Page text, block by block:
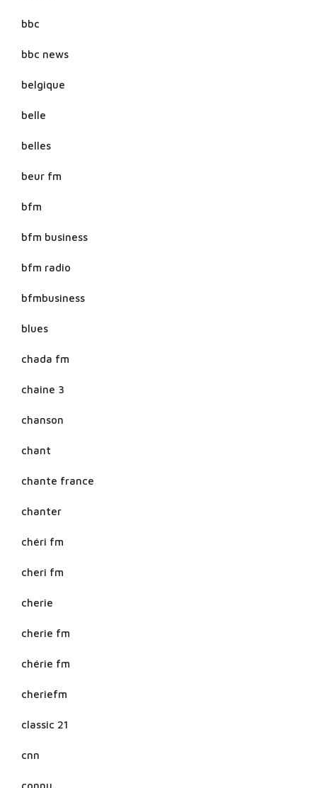
bbc
bbc news
belgique
belle
belles
beur fm
bfm
bfm business
bfm radio
bfmbusiness
blues
chada fm
chaine 3
chanson
chant
chante france
chanter
chéri fm
cheri fm
cherie
cherie fm
chérie fm
cheriefm
classic 21
cnn
connu